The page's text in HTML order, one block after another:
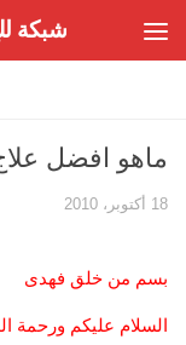
شبكة
ماهو افضل
18 أكتوبر، 2010
بسم من خلق فهدى
السلام عليكم ورحمة